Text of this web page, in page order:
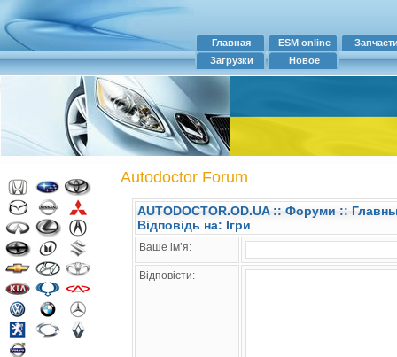
Главная ESM online
Загрузки
Новое
Autodoctor Forum
AUTODOCTOR.OD.UA:: Форуми ::
Відповідь на: Ігри
Ваше ім’я:
Відповісти: